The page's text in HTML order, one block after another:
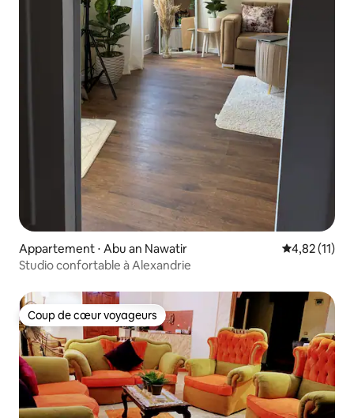
Appartement ⋅ Abu an Nawatir Évaluation
4,82 (11)
Studio confortable à Alexandrie
Coup de cœur voyageurs
Coup de cœur voyageurs